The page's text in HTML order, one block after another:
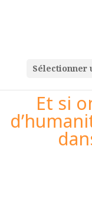
Sélectionner
Et si